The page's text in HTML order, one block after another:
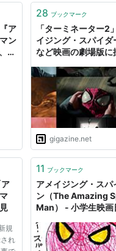
ア
ン
ロ
28 ブックマーク
「ターミネーター2
イジング・スパイダ
など映画の劇場版に
ィング
gigazine.net
規
れ
11 ブックマーク
アメイジング・スパ
ン（The Amazing
Man） - 小学生映画